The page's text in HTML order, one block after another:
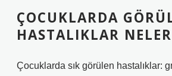
ÇOCUKLARDA
HASTALIKLAR
Çocuklarda sık görülen hastalıklar: